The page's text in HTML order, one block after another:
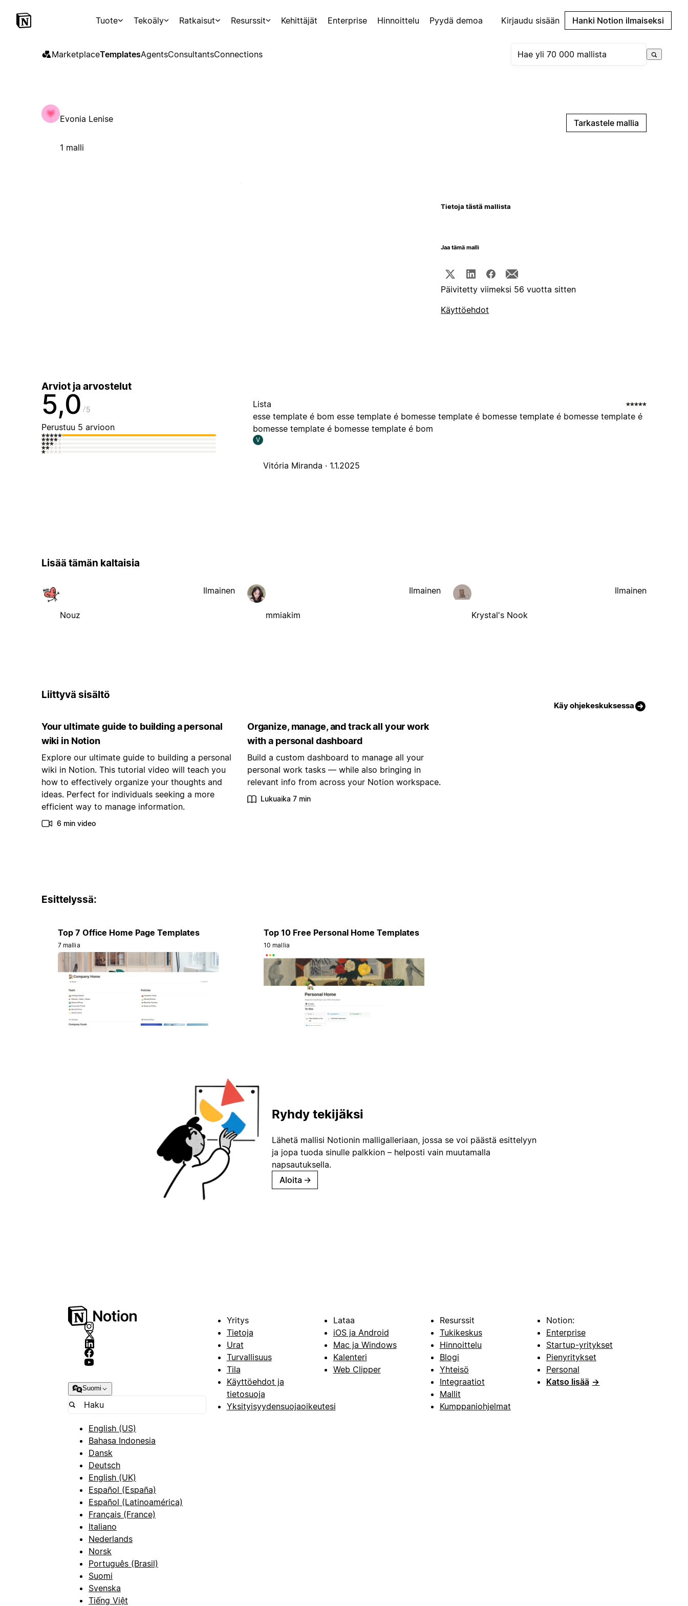
Tuote Tekoäly Ratkaisut Resurssit Kehittäjät Enterprise Hinnoittelu Pyydä demoa Kirjaudu sisään Hanki Notion ilmaiseksi
MarketplaceTemplatesAgentsConsultantsConnections
Evonia Lenise
1 malli
Tarkastele mallia
Tietoja tästä mallista
Jaa tämä malli
Päivitetty viimeksi 56 vuotta sitten
Käyttöehdot
Arviot ja arvostelut
5,0 5
Perustuu 5 arvioon
Lista
esse template é bom esse template é bomesse template é bomesse template é bomesse template é
bomesse template é bomesse template é bom
V
Vitória Miranda · 1.1.2025
Lisää tämän kaltaisia
Nouz
Ilmainen
mmiakim
Ilmainen
Krystal's Nook
Ilmainen
Liittyvä sisältö
Käy ohjekeskuksessa
Your ultimate guide to building a personal
wiki in Notion
Explore our ultimate guide to building a personal
wiki in Notion. This tutorial video will teach you
how to effectively organize your thoughts and
ideas. Perfect for individuals seeking a more
efficient way to manage information.
6 min video
Organize, manage, and track all your work
with a personal dashboard
Build a custom dashboard to manage all your
personal work tasks — while also bringing in
relevant info from across your Notion workspace.
Lukuaika 7 min
Esittelyssä:
Top 7 Office Home Page Templates
7 mallia
Top 10 Free Personal Home Templates
10 mallia
Ryhdy tekijäksi
Lähetä mallisi Notionin malligalleriaan, jossa se voi päästä esittelyyn
ja jopa tuoda sinulle palkkion – helposti vain muutamalla
napsautuksella.
Aloita →
Suomi
English (US)
Bahasa Indonesia
Dansk
Deutsch
English (UK)
Español (España)
Español (Latinoamérica)
Français (France)
Italiano
Nederlands
Norsk
Português (Brasil)
Suomi
Svenska
Tiếng Việt
Yritys
Tietoja
Urat
Turvallisuus
Tila
Käyttöehdot ja
tietosuoja
Yksityisyydensuojaoikeutesi
Lataa
iOS ja Android
Mac ja Windows
Kalenteri
Web Clipper
Resurssit
Tukikeskus
Hinnoittelu
Blogi
Yhteisö
Integraatiot
Mallit
Kumppaniohjelmat
Notion:
Enterprise
Startup-yritykset
Pienyritykset
Personal
Katso lisää →